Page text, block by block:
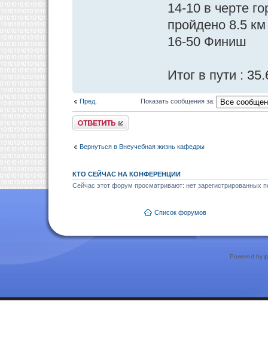
14-10 в черте
пройдено 8.5 км
16-50 Финиш
Итог в пути :
Пред. Показать сообщения за:
Ответить
Вернуться в Внеучебная жизнь кафедры
КТО СЕЙЧАС НА КОНФЕРЕНЦИИ
Сейчас этот форум просматривают: нет зарегистрированных
Список форумов
Powered by